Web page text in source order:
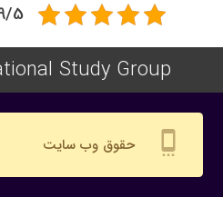
4.9/5 -
Study Group
settings_cell حقوق وب سایت